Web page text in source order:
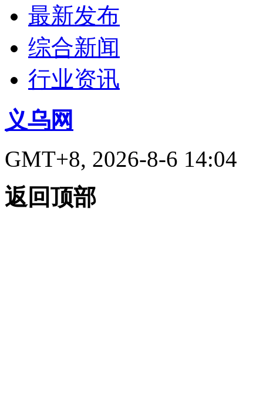
最新发布
综合新闻
行业资讯
义乌网
GMT+8, 2026-8-6 14:04
返回顶部